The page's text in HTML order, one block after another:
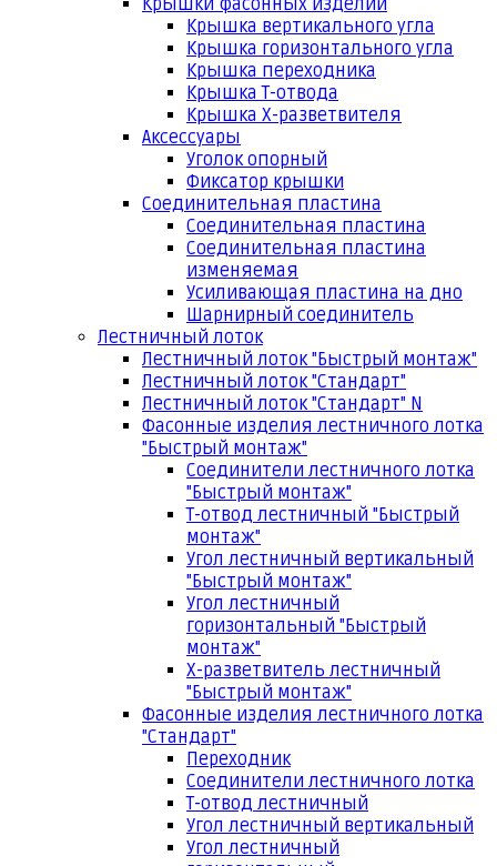
Крышки фасонных изделий
Крышка вертикального угла
Крышка горизонтального угла
Крышка переходника
Крышка Т-отвода
Крышка Х-разветвителя
Аксессуары
Уголок опорный
Фиксатор крышки
Соединительная пластина
Соединительная пластина
Соединительная пластина
изменяемая
Усиливающая пластина на дно
Шарнирный соединитель
Лестничный лоток
Лестничный лоток "Быстрый монтаж"
Лестничный лоток "Стандарт"
Лестничный лоток "Стандарт" N
Фасонные изделия лестничного лотка
"Быстрый монтаж"
Соединители лестничного лотка
"Быстрый монтаж"
Т-отвод лестничный "Быстрый
монтаж"
Угол лестничный вертикальный
"Быстрый монтаж"
Угол лестничный
горизонтальный "Быстрый
монтаж"
Х-разветвитель лестничный
"Быстрый монтаж"
Фасонные изделия лестничного лотка
"Стандарт"
Переходник
Соединители лестничного лотка
Т-отвод лестничный
Угол лестничный вертикальный
Угол лестничный